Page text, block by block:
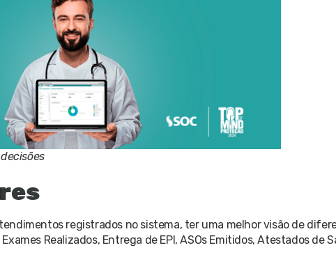
registrados no sistema, ter uma melhor visão de
Realizados, Entrega de EPI, ASOs Emitidos, Atestados de